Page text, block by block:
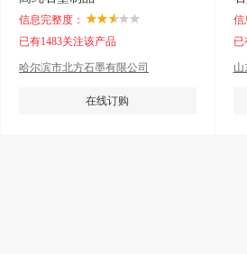
信息完整度：
已有1483关注该产品
哈尔滨市北方石墨有限公司
在线订购
信
已
山